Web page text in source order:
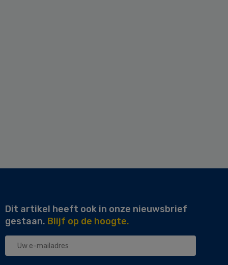
Dit artikel heeft ook in onze nieuwsbrief
gestaan. Blijf op de hoogte.
Uw